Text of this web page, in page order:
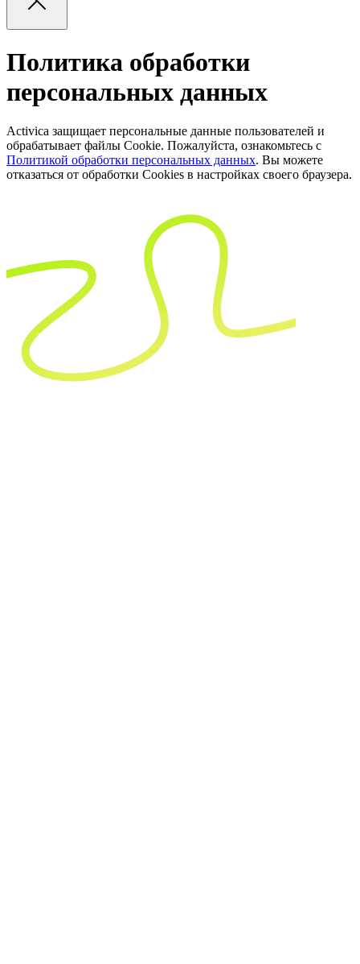
Политика обработки
персональных данных
Activica защищает персональные данные пользователей и
обрабатывает файлы Cookie. Пожалуйста, ознакомьтесь с
Политикой обработки персональных данных. Вы можете
отказаться от обработки Cookies в настройках своего браузера.